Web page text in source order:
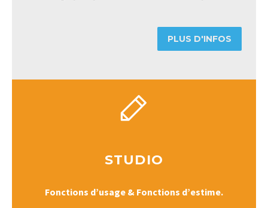
PLUS D'INFOS


STUDIO
Fonctions d’usage & Fonctions d’estime.